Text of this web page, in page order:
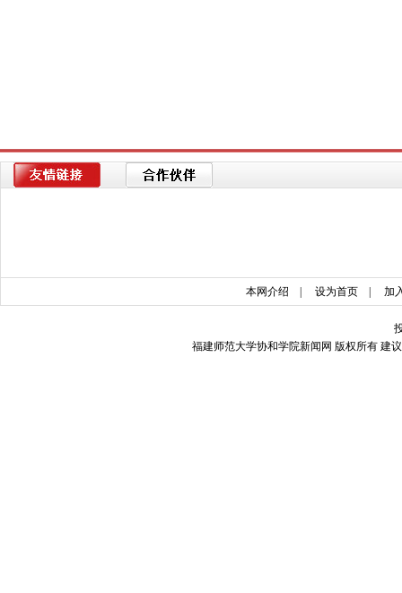
本网介绍 设为首页| 加
福建师范大学协和学院新闻网 版权所有 建